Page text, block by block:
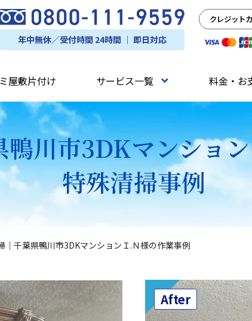
年中無休／受付時間 24時間 ｜ 即日対応
クレジット
屋敷片付け サービス一覧 料金・お
川市3DKマンショ
特殊清掃事例
｜千葉県鴨川市3DKマンションＩ.Ｎ様の作業事例
After